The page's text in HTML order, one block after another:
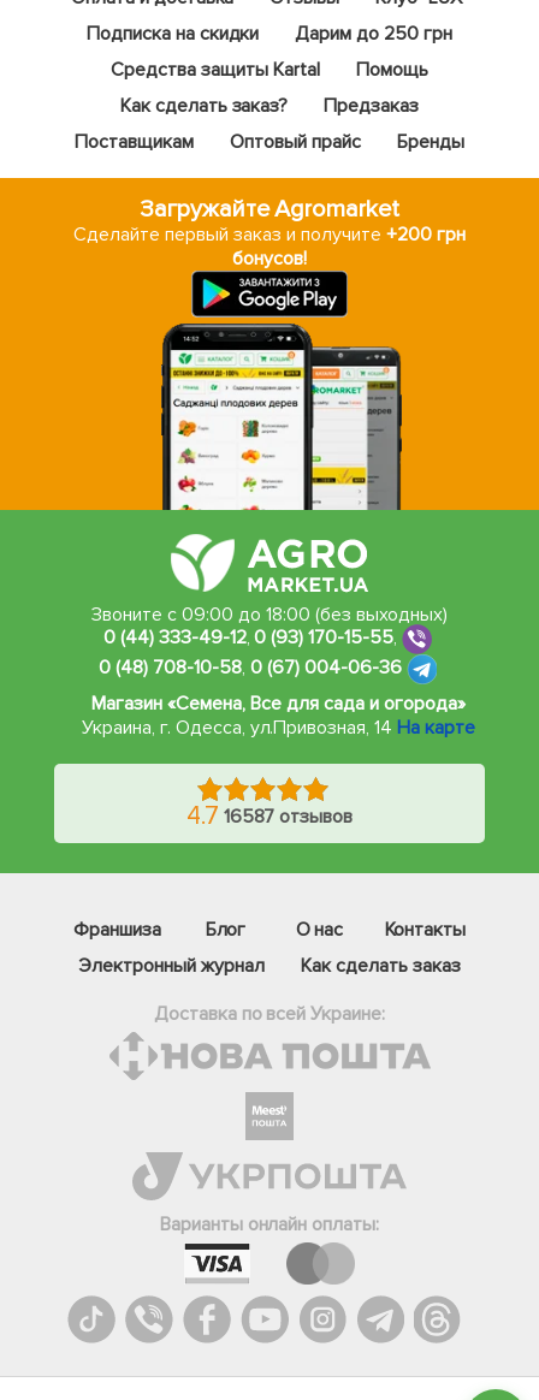
Подписка на скидки
Дарим до 250 грн
Средства защиты Kartal
Помощь
Как сделать заказ?
Предзаказ
Поставщикам
Оптовый прайс Бренды
Загружайте Agromarket
Сделайте первый заказ и получите +200 грн
бонусов!
Звоните с 09:00 до 18:00 (без выходных)
0 (44) 333-49-12,0 (93) 170-15-55,
0 (48) 708-10-58, 0 (67) 004-06-36
Магазин «Семена, Все для сада и огорода»
Украина, г. Одесса, ул.Привозная, 14 На карте
4.7 16587 отзывов
Франшиза Блог О нас
Контакты
Электронный журнал
Как сделать заказ
Доставка по всей Украине:
Варианты онлайн оплаты:
Телеграм
Вайбер
Онлайн чат